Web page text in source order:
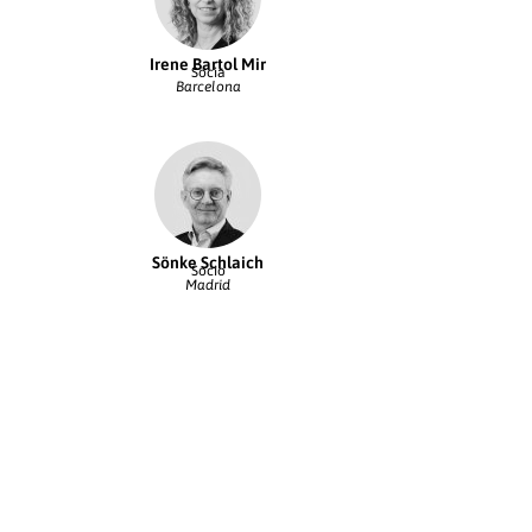
Irene Bartol Mir
Socia
Barcelona
Sönke Schlaich
Socio
Madrid